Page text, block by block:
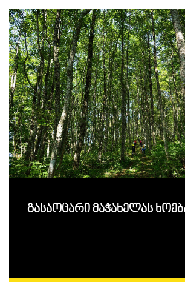
გასაოცარი მაჭახელას